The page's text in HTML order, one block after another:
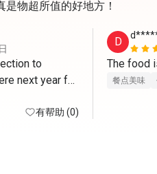
物超所值的好地方！
to
next year for
and
you.
有帮助 (0)
D
餐点美味